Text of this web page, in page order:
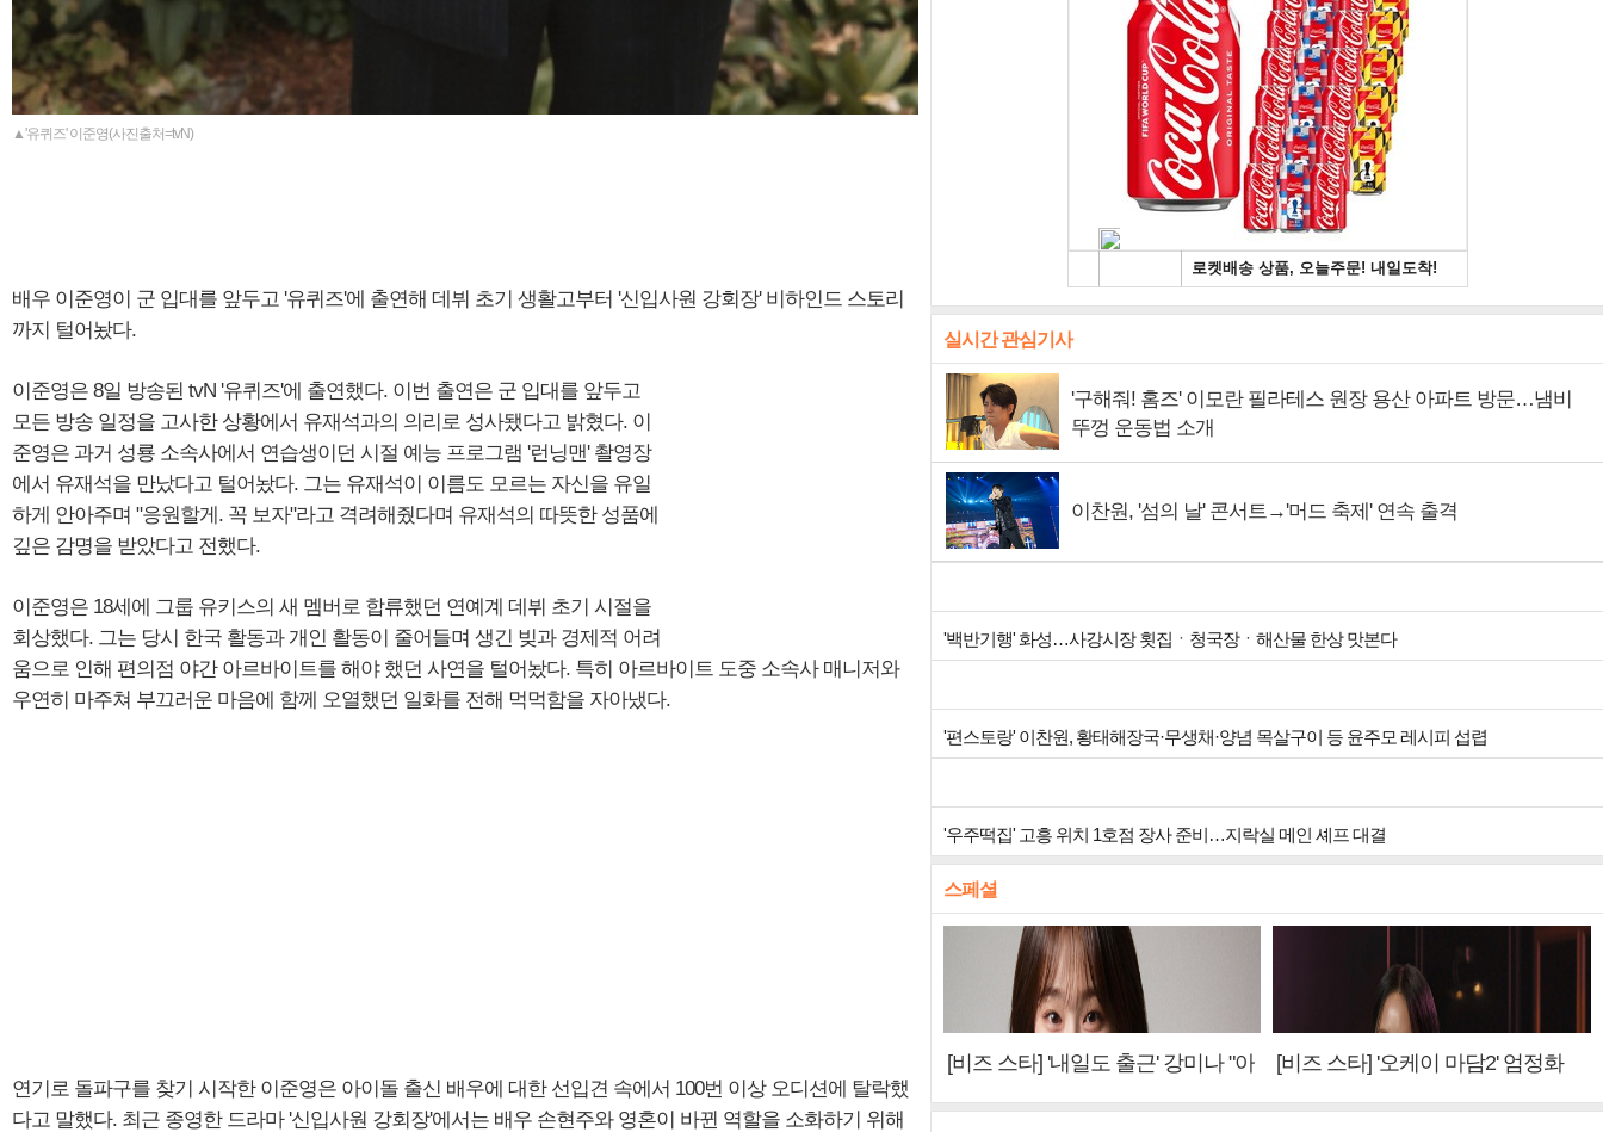
▲'유퀴즈' 이준영(사진출처=tvN)
배우 이준영이 군 입대를 앞두고 '유퀴즈'에 출연해 데뷔 초기 생활고부터 '신입사원 강회장' 비하인드 스토리
까지 털어놨다.
이준영은 8일 방송된 tvN '유퀴즈'에 출연했다. 이번 출연은 군 입대를 앞두고
모든 방송 일정을 고사한 상황에서 유재석과의 의리로 성사됐다고 밝혔다. 이
준영은 과거 성룡 소속사에서 연습생이던 시절 예능 프로그램 '런닝맨' 촬영장
에서 유재석을 만났다고 털어놨다. 그는 유재석이 이름도 모르는 자신을 유일
하게 안아주며 "응원할게. 꼭 보자"라고 격려해줬다며 유재석의 따뜻한 성품에
깊은 감명을 받았다고 전했다.
이준영은 18세에 그룹 유키스의 새 멤버로 합류했던 연예계 데뷔 초기 시절을
회상했다. 그는 당시 한국 활동과 개인 활동이 줄어들며 생긴 빚과 경제적 어려
움으로 인해 편의점 야간 아르바이트를 해야 했던 사연을 털어놨다. 특히 아르바이트 도중 소속사 매니저와
우연히 마주쳐 부끄러운 마음에 함께 오열했던 일화를 전해 먹먹함을 자아냈다.
연기로 돌파구를 찾기 시작한 이준영은 아이돌 출신 배우에 대한 선입견 속에서 100번 이상 오디션에 탈락했
다고 말했다. 최근 종영한 드라마 '신입사원 강회장'에서는 배우 손현주와 영혼이 바뀐 역할을 소화하기 위해
실시간 관심기사
'구해줘! 홈즈' 이모란 필라테스 원장 용산 아파트 방문…냄비
뚜껑 운동법 소개
이찬원, '섬의 날' 콘서트→'머드 축제' 연속 출격
'백반기행' 화성…사강시장 횟집ㆍ청국장ㆍ해산물 한상 맛본다
'편스토랑' 이찬원, 황태해장국·무생채·양념 목살구이 등 윤주모 레시피 섭렵
'우주떡집' 고흥 위치 1호점 장사 준비…지락실 메인 셰프 대결
스페셜
[비즈 스타] '내일도 출근' 강미나 "아
[비즈 스타] '오케이 마담2' 엄정화